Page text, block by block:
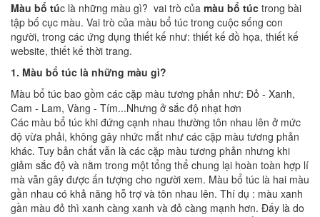
Màu bổ túc là những màu gì? vai trò của màu bổ túc trong bài
tập bố cục màu. Vai trò của màu bổ túc trong cuộc sống con
người, trong các ứng dụng thiết kế như: thiết kế đồ họa, thiết kế
website, thiết kế thời trang.
1. Màu bổ túc là những màu gì?
Màu bổ túc bao gồm các cặp màu tương phản như: Đỏ - Xanh,
Cam - Lam, Vàng - Tím...Nhưng ở sắc độ nhạt hơn
Các màu bổ túc khi đứng cạnh nhau thường tôn nhau lên ở mức
độ vừa phải, không gây nhức mắt như các cặp màu tương phản
khác. Tuy bản chất vẫn là các cặp màu tương phản nhưng khi
giảm sắc độ và nằm trong một tổng thể chung lại hoàn toàn hợp lí
mà vẫn gây được ấn tượng cho người xem. Màu bổ túc là hai màu
gần nhau có khả năng hỗ trợ và tôn nhau lên. Thí dụ : màu xanh
gần màu đỏ thì xanh càng xanh và đỏ càng mạnh hơn. Đấy là do